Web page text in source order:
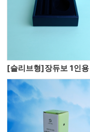
[슬리브형]장듀보 1인용